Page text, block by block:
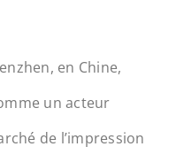
en Chine,
un acteur
de l’impression